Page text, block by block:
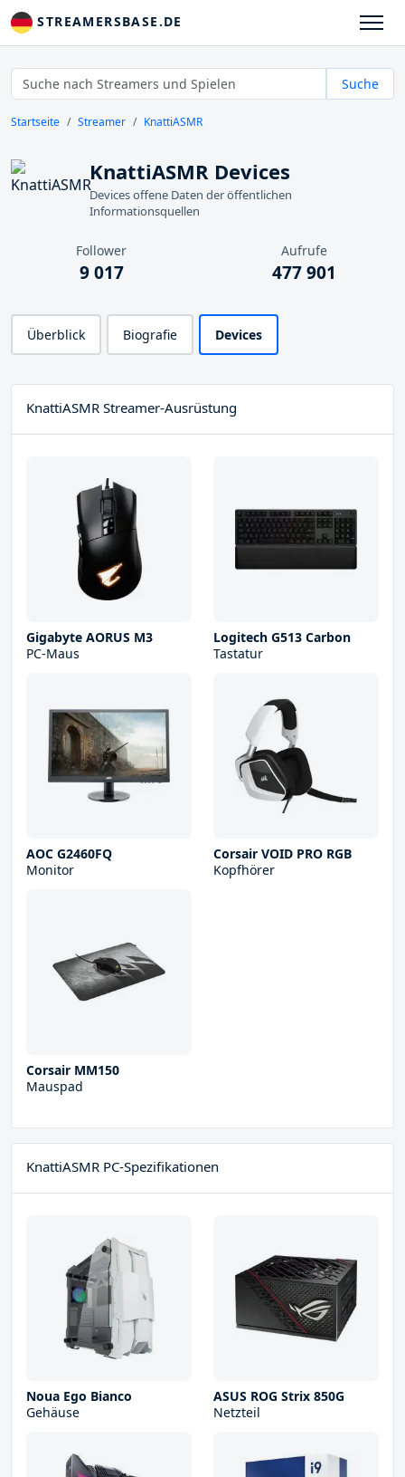
STREAMERSBASE.DE
Suche
Startseite Streamer KnattiASMR
KnattiASMR Devices
Devices offene Daten der öffentlichen
Informationsquellen
Follower
9 017
Aufrufe
477 901
Überblick Biografie Devices
KnattiASMR Streamer-Ausrüstung
Gigabyte AORUS M3
PC-Maus
Logitech G513 Carbon
Tastatur
AOC G2460FQ
Monitor
Corsair VOID PRO RGB
Kopfhörer
Corsair MM150
Mauspad
KnattiASMR PC-Spezifikationen
Noua Ego Bianco
Gehäuse
ASUS ROG Strix 850G
Netzteil